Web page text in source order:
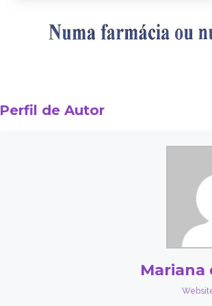
Perfil de Autor
Mariana